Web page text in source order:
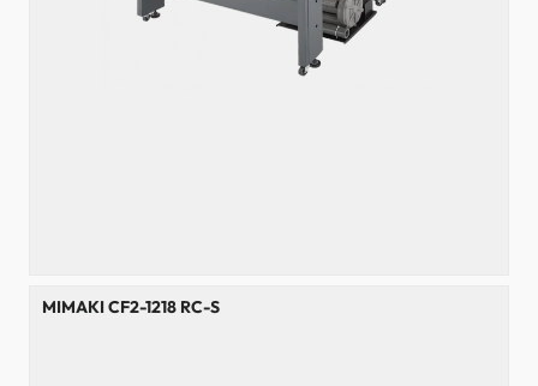
MIMAKI CF2-1218 RC-S